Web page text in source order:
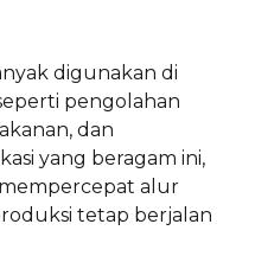
digunakan di
pengolahan
dan
yang beragam ini,
alur
tetap berjalan